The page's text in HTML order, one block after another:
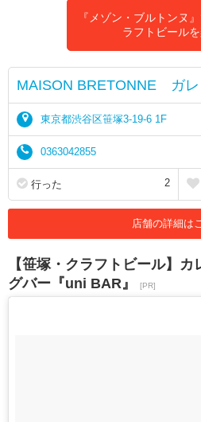
『メゾン・ブルトンヌ
ラフトビール
MAISON BRETONNE ガレ
東京都渋谷区笹塚3-19-6 1F
0363042855
行った 2
店舗の詳細は
【笹塚・クラフトビール】
グバー『uni BAR』
[PR]